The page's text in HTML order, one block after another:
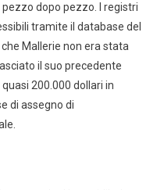
dopo pezzo. I registri
tramite il database del
Mallerie non era stata
il suo precedente
200.000 dollari in
di assegno di